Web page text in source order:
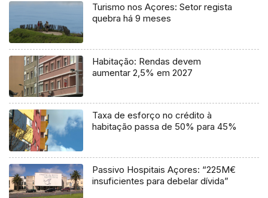
Turismo nos Açores: Setor regista
quebra há 9 meses
Habitação: Rendas devem
aumentar 2,5% em 2027
Taxa de esforço no crédito à
habitação passa de 50% para 45%
Passivo Hospitais Açores: “225M€
insuficientes para debelar dívida”